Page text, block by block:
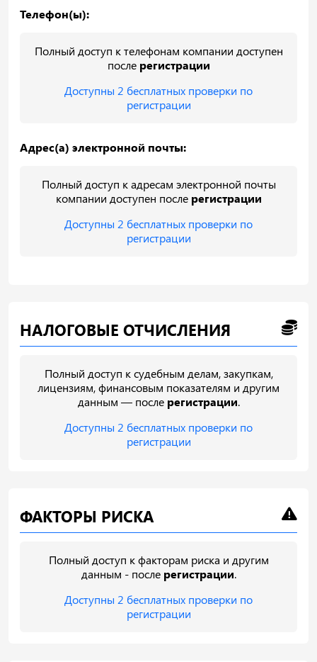
Телефон(ы):
Полный доступ к телефонам компании доступен
после регистрации
Доступны 2 бесплатных проверки по
регистрации
Адрес(а) электронной почты:
Полный доступ к адресам электронной почты
компании доступен после регистрации
Доступны 2 бесплатных проверки по
регистрации
НАЛОГОВЫЕ ОТЧИСЛЕНИЯ
Полный доступ к судебным делам, закупкам,
лицензиям, финансовым показателям и другим
данным — после регистрации.
Доступны 2 бесплатных проверки по
регистрации
ФАКТОРЫ РИСКА
Полный доступ к факторам риска и другим
данным - после регистрации.
Доступны 2 бесплатных проверки по
регистрации